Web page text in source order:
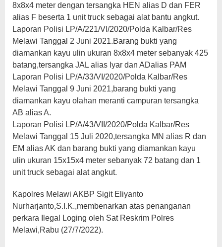
8x8x4 meter dengan tersangka HEN alias D dan FER
alias F beserta 1 unit truck sebagai alat bantu angkut.
Laporan Polisi LP/A/221/VI/2020/Polda Kalbar/Res
Melawi Tanggal 2 Juni 2021.Barang bukti yang
diamankan kayu ulin ukuran 8x8x4 meter sebanyak 425
batang,tersangka JAL alias Iyar dan ADalias PAM
Laporan Polisi LP/A/33/VI/2020/Polda Kalbar/Res
Melawi Tanggal 9 Juni 2021,barang bukti yang
diamankan kayu olahan meranti campuran tersangka
AB alias A.
Laporan Polisi LP/A/43/VII/2020/Polda Kalbar/Res
Melawi Tanggal 15 Juli 2020,tersangka MN alias R dan
EM alias AK dan barang bukti yang diamankan kayu
ulin ukuran 15x15x4 meter sebanyak 72 batang dan 1
unit truck sebagai alat angkut.
Kapolres Melawi AKBP Sigit Eliyanto
Nurharjanto,S.I.K.,membenarkan atas penanganan
perkara Ilegal Loging oleh Sat Reskrim Polres
Melawi,Rabu (27/7/2022).